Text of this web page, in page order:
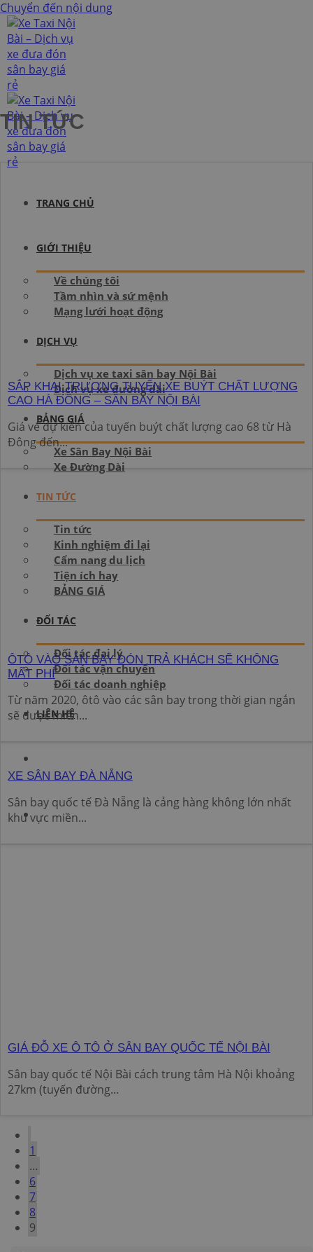
Chuyển đến nội dung
TRANG CHỦ
GIỚI THIỆU
Về chúng tôi
Tầm nhìn và sứ mệnh
Mạng lưới hoạt động
DỊCH VỤ
Dịch vụ xe taxi sân bay Nội Bài
Dịch vụ xe đường dài
BẢNG GIÁ
Xe Sân Bay Nội Bài
Xe Đường Dài
TIN TỨC
Tin tức
Kinh nghiệm đi lại
Cẩm nang du lịch
Tiện ích hay
BẢNG GIÁ
ĐỐI TÁC
Đối tác đại lý
Đối tác vận chuyển
Đối tác doanh nghiệp
LIÊN HỆ
TIN TỨC
SẮP KHAI TRƯƠNG TUYẾN XE BUÝT CHẤT LƯỢNG
CAO HÀ ĐÔNG – SÂN BAY NỘI BÀI
Giá vé dự kiến của tuyến buýt chất lượng cao 68 từ Hà
Đông đến...
ÔTÔ VÀO SÂN BAY ĐÓN TRẢ KHÁCH SẼ KHÔNG
MẤT PHÍ
Từ năm 2020, ôtô vào các sân bay trong thời gian ngắn
sẽ được miễn...
XE SÂN BAY ĐÀ NẴNG
Sân bay quốc tế Đà Nẵng là cảng hàng không lớn nhất
khu vực miền...
GIÁ ĐỖ XE Ô TÔ Ở SÂN BAY QUỐC TẾ NỘI BÀI
Sân bay quốc tế Nội Bài cách trung tâm Hà Nội khoảng
27km (tuyến đường...
1
…
6
7
8
9